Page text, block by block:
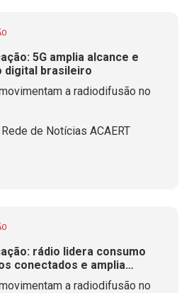
5G amplia alcance e
digital brasileiro
a radiodifusão no
de Notícias ACAERT
rádio lidera consumo
conectados e amplia
a radiodifusão no